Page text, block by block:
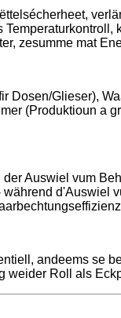
zesumme mat
Glieser),
(Produktioun a
Auswiel vum
d'Auswiel
andeems se
Roll als